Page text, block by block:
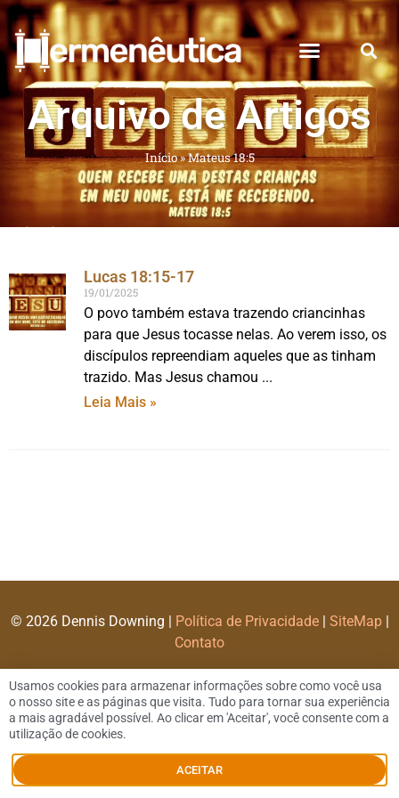
Arquivo de Artigos
Início»Mateus 18:5
Lucas 18:15-17
19/01/2025
O povo também estava trazendo criancinhas
para que Jesus tocasse nelas. Ao verem isso, os
discípulos repreendiam aqueles que as tinham
trazido. Mas Jesus chamou
Leia Mais »
© 2026 Dennis Downing | Política de Privacidade| SiteMap|
Contato
Usamos cookies para armazenar informações sobre como você usa
o nosso site e as páginas que visita. Tudo para tornar sua experiência
a mais agradável possível. Ao clicar em 'Aceitar', você consente com a
utilização de cookies.
ACEITAR